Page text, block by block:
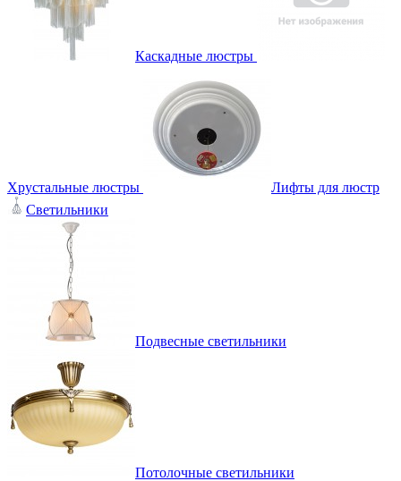
Каскадные люстры
Хрустальные люстры
Лифты для люстр
Светильники
Подвесные светильники
Потолочные светильники